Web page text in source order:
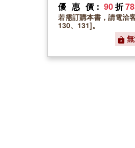
優惠價 ： 90折
若需訂購本書，請電洽
130、131]。